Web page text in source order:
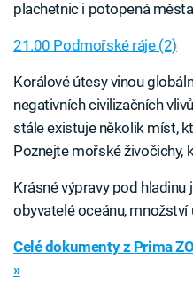
plachetnic i potopená
21.00 Podmořské ráje (2)
Korálové útesy vinou
negativních civilizačních
stále existuje několik míst,
Poznejte mořské živočichy,
Krásné výpravy pod
obyvatelé oceánu, množství
Celé dokumenty z Prima
»